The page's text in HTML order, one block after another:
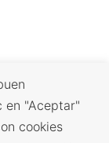
en "Aceptar"
cookies